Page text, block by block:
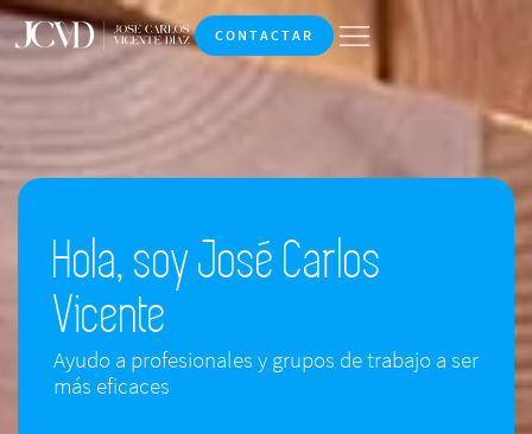
CONTACTAR
Hola, soy José Carlos
Vicente
Ayudo a profesionales y grupos de trabajo a ser
más eficaces